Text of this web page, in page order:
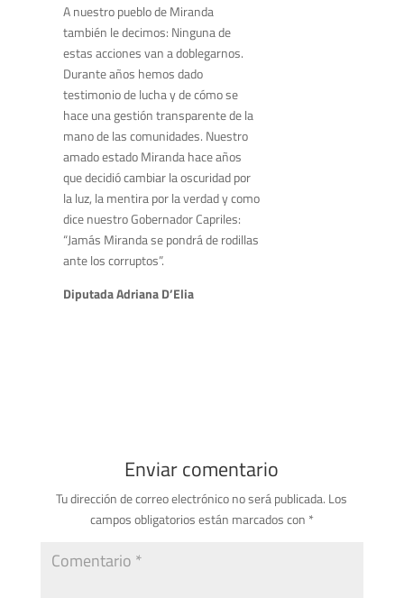
A nuestro pueblo de Miranda
también le decimos: Ninguna de
estas acciones van a doblegarnos.
Durante años hemos dado
testimonio de lucha y de cómo se
hace una gestión transparente de la
mano de las comunidades. Nuestro
amado estado Miranda hace años
que decidió cambiar la oscuridad por
la luz, la mentira por la verdad y como
dice nuestro Gobernador Capriles:
“Jamás Miranda se pondrá de rodillas
ante los corruptos”.
Diputada Adriana D’Elia
Enviar comentario
Tu dirección de correo electrónico no será publicada. Los
campos obligatorios están marcados con *